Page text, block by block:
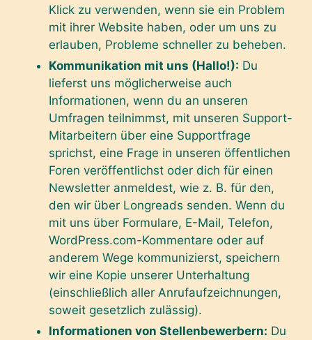
Klick zu verwenden, wenn sie ein Problem
mit ihrer Website haben, oder um uns zu
erlauben, Probleme schneller zu beheben.
Kommunikation mit uns (Hallo!): Du
lieferst uns möglicherweise auch
Informationen, wenn du an unseren
Umfragen teilnimmst, mit unseren Support-
Mitarbeitern über eine Supportfrage
sprichst, eine Frage in unseren öffentlichen
Foren veröffentlichst oder dich für einen
Newsletter anmeldest, wie z. B. für den,
den wir über Longreads senden. Wenn du
mit uns über Formulare, E-Mail, Telefon,
WordPress.com-Kommentare oder auf
anderem Wege kommunizierst, speichern
wir eine Kopie unserer Unterhaltung
(einschließlich aller Anrufaufzeichnungen,
soweit gesetzlich zulässig).
Informationen von Stellenbewerbern: Du